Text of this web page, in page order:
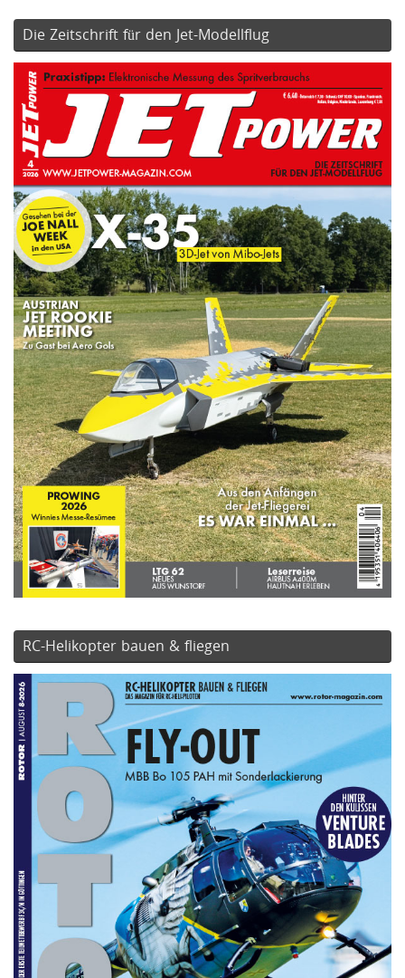
Die Zeitschrift für den Jet-Modellflug
RC-Helikopter bauen & fliegen